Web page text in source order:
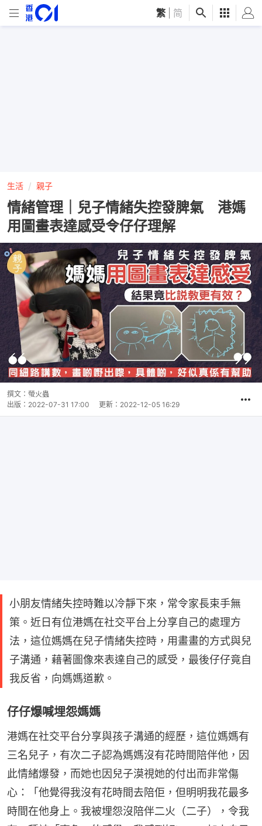
繁 简
生活 親子
情緒管理｜兒子情緒失控發脾氣 港媽
用圖畫表達感受令仔仔理解
撰文： 螢火蟲
出版： 2022-07-31 17:00 更新： 2022-12-05 16:29
小朋友情緒失控時難以冷靜下來，常令家長束手無
策。近日有位港媽在社交平台上分享自己的處理方
法，這位媽媽在兒子情緒失控時，用畫畫的方式與兒
子溝通，藉著圖像來表達自己的感受，最後仔仔竟自
我反省，向媽媽道歉。
仔仔爆喊埋怨媽媽
港媽在社交平台分享與孩子溝通的經歷，這位媽媽有
三名兒子，有次二子認為媽媽沒有花時間陪伴他，因
此情緒爆發，而她也因兒子漠視她的付出而非常傷
心：「他覺得我沒有花時間去陪佢，但明明我花最多
時間在他身上。我被埋怨沒陪伴二火（二子），令我